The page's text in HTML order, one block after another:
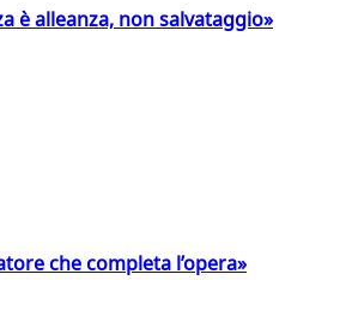
è alleanza, non salvataggio»
che completa l’opera»